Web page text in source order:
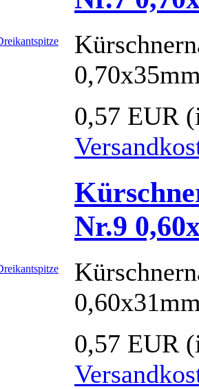
0,57 EUR
Nr.9
0,57 EUR